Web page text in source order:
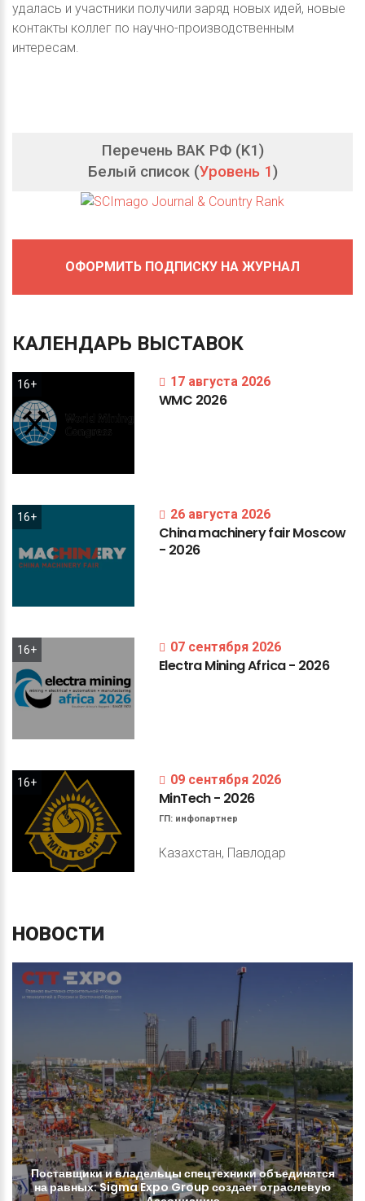
удалась и участники получили заряд новых идей, новые
контакты коллег по научно-производственным
интересам.
Перечень ВАК РФ (K1)
Белый список (Уровень 1)
ОФОРМИТЬ ПОДПИСКУ НА ЖУРНАЛ
КАЛЕНДАРЬ ВЫСТАВОК
16+ 17 августа 2026
WMC 2026
16+ 26 августа 2026
ChinamachineryfairMoscow
- 2026
16+ 07 сентября 2026
ElectraMiningAfrica- 2026
16+ 09 сентября 2026
MinTech- 2026
ГП: инфопартнер
Казахстан, Павлодар
НОВОСТИ
Поставщикиивладельцы спецтехникиобъединятся
наравных:SigmaExpo Group создаетотраслевую